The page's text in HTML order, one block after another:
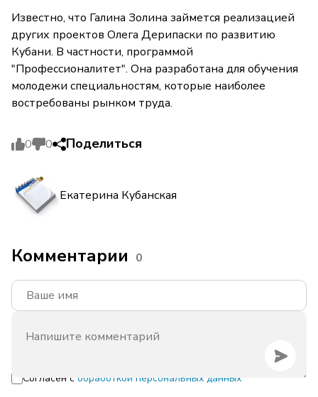
Известно, что Галина Золина займется реализацией
других проектов Олега Дерипаски по развитию
Кубани. В частности, программой
"Профессионалитет". Она разработана для обучения
молодежи специальностям, которые наиболее
востребованы рынком труда.
0 0 Поделиться
Екатерина Кубанская
Комментарии 0
Согласен с обработкой персональных данных